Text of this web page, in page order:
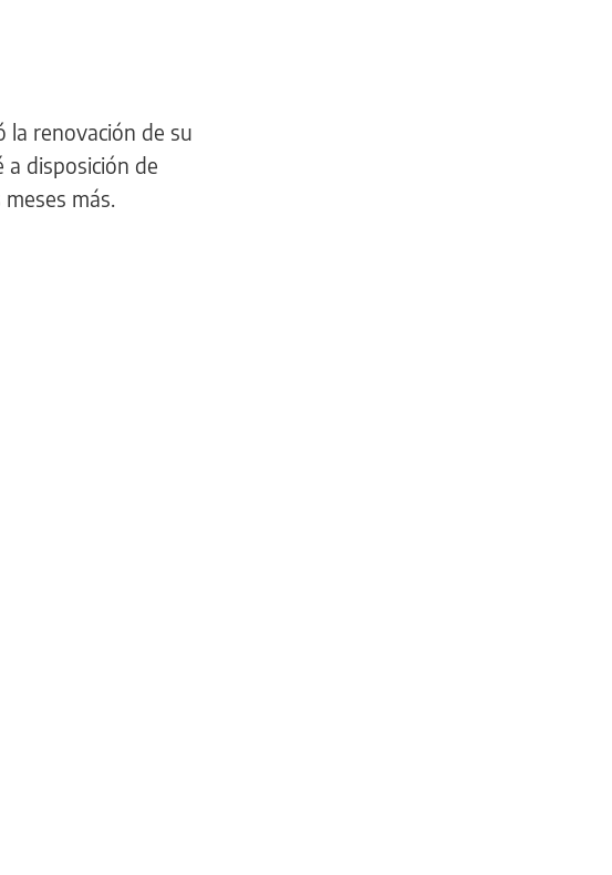
la renovación de su
a disposición de
más.